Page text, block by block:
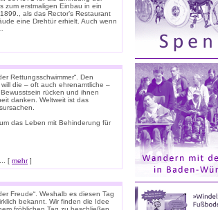
zum erstmaligen Einbau in ein
als das Rector’s Restaurant
eine Drehtür erhielt. Auch wenn
Rettungsschwimmer“. Den
die – oft auch ehrenamtliche –
rücken und ihnen
danken. Weltweit ist das
das Leben mit Behinderung für
[ mehr]
Freude“. Weshalb es diesen Tag
bekannt. Wir finden die Idee